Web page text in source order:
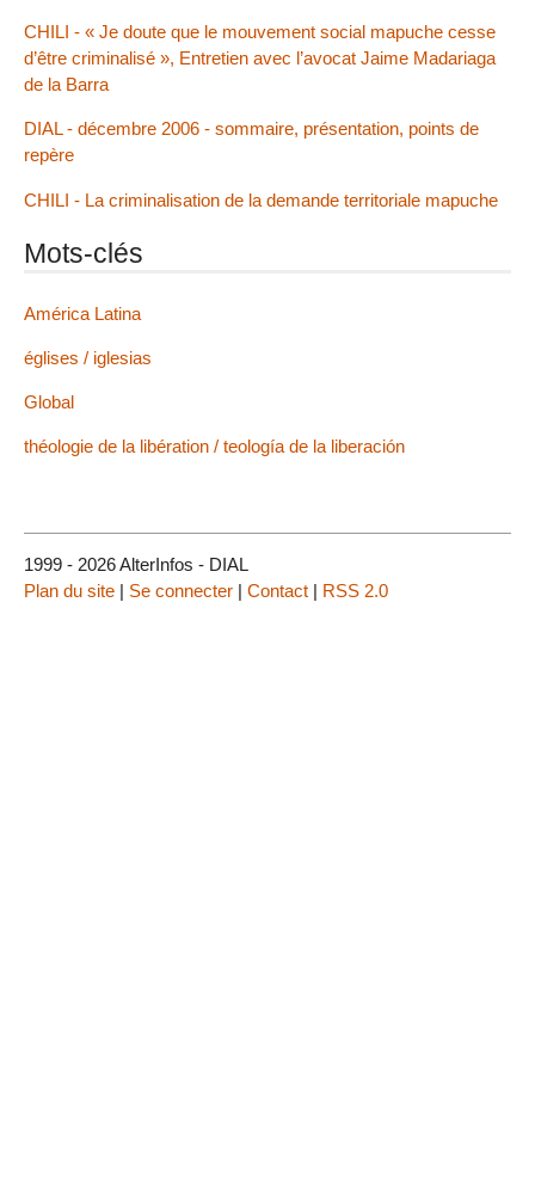
CHILI - « Je doute que le mouvement social mapuche cesse
d’être criminalisé », Entretien avec l’avocat Jaime Madariaga
de la Barra
DIAL - décembre 2006 - sommaire, présentation, points de
repère
CHILI - La criminalisation de la demande territoriale mapuche
Mots-clés
América Latina
églises / iglesias
Global
théologie de la libération / teología de la liberación
1999 - 2026 AlterInfos - DIAL
Plan du site | Se connecter | Contact | RSS 2.0